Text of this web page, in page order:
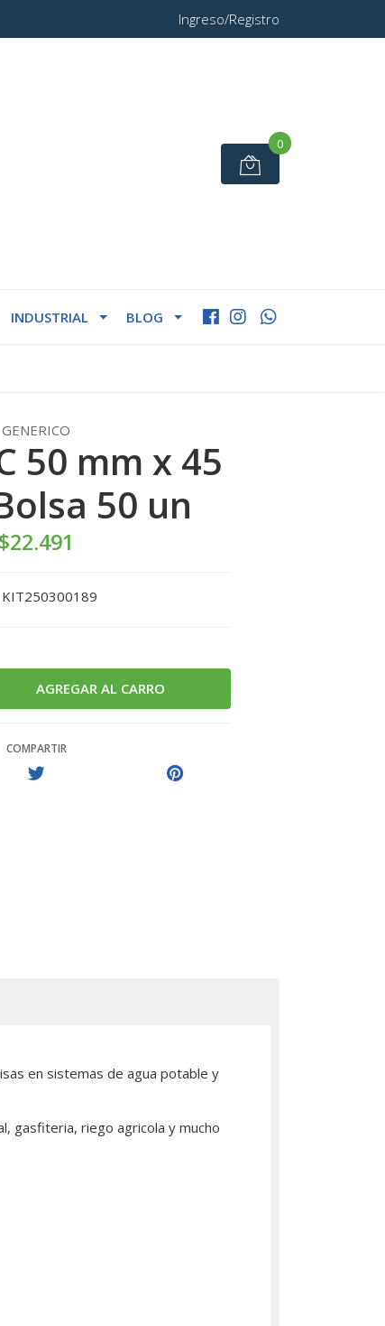
Ingreso/Registro
0
INDUSTRIAL BLOG
GENERICO
50 mm x 45
50 un
$22.491
KIT250300189
COMPARTIR
en sistemas de agua potable y
gasfiteria, riego agricola y mucho